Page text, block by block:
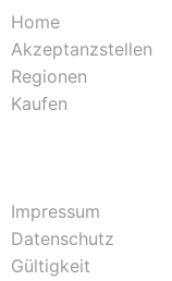
Home
Akzeptanzstellen
Regionen
Kaufen
Impressum
Datenschutz
Gültigkeit